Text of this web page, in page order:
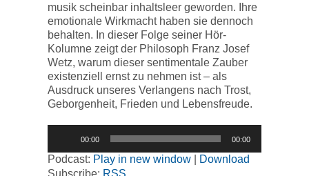
musik scheinbar inhaltsleer geworden. Ihre
emotionale Wirkmacht haben sie dennoch
behalten. In dieser Folge seiner Hör-
Kolumne zeigt der Philosoph Franz Josef
Wetz, warum dieser sentimentale Zauber
existenziell ernst zu nehmen ist – als
Ausdruck unseres Verlangens nach Trost,
Geborgenheit, Frieden und Lebensfreude.
00:00 00:00
Podcast: Play in new window|
Download
Subscribe: RSS